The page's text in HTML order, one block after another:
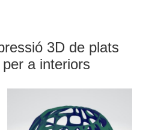
3D de plats
a interiors